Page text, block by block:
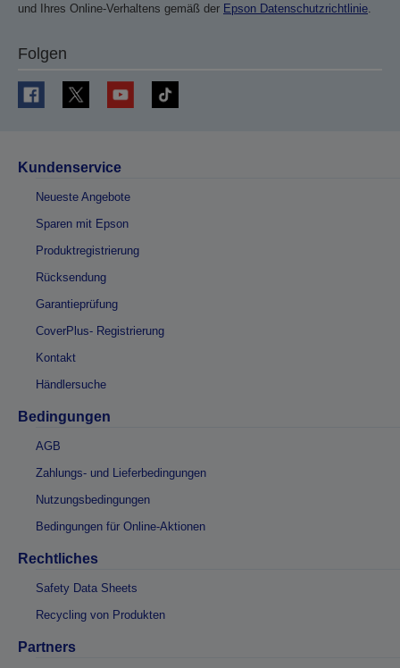
und Ihres Online-Verhaltens gemäß der Epson Datenschutzrichtlinie
Folgen
Kundenservice
Neueste Angebote
Sparen mit Epson
Produktregistrierung
Rücksendung
Garantieprüfung
CoverPlus- Registrierung
Kontakt
Händlersuche
Bedingungen
AGB
Zahlungs- und Lieferbedingungen
Nutzungsbedingungen
Bedingungen für Online-Aktionen
Rechtliches
Safety Data Sheets
Recycling von Produkten
Partners